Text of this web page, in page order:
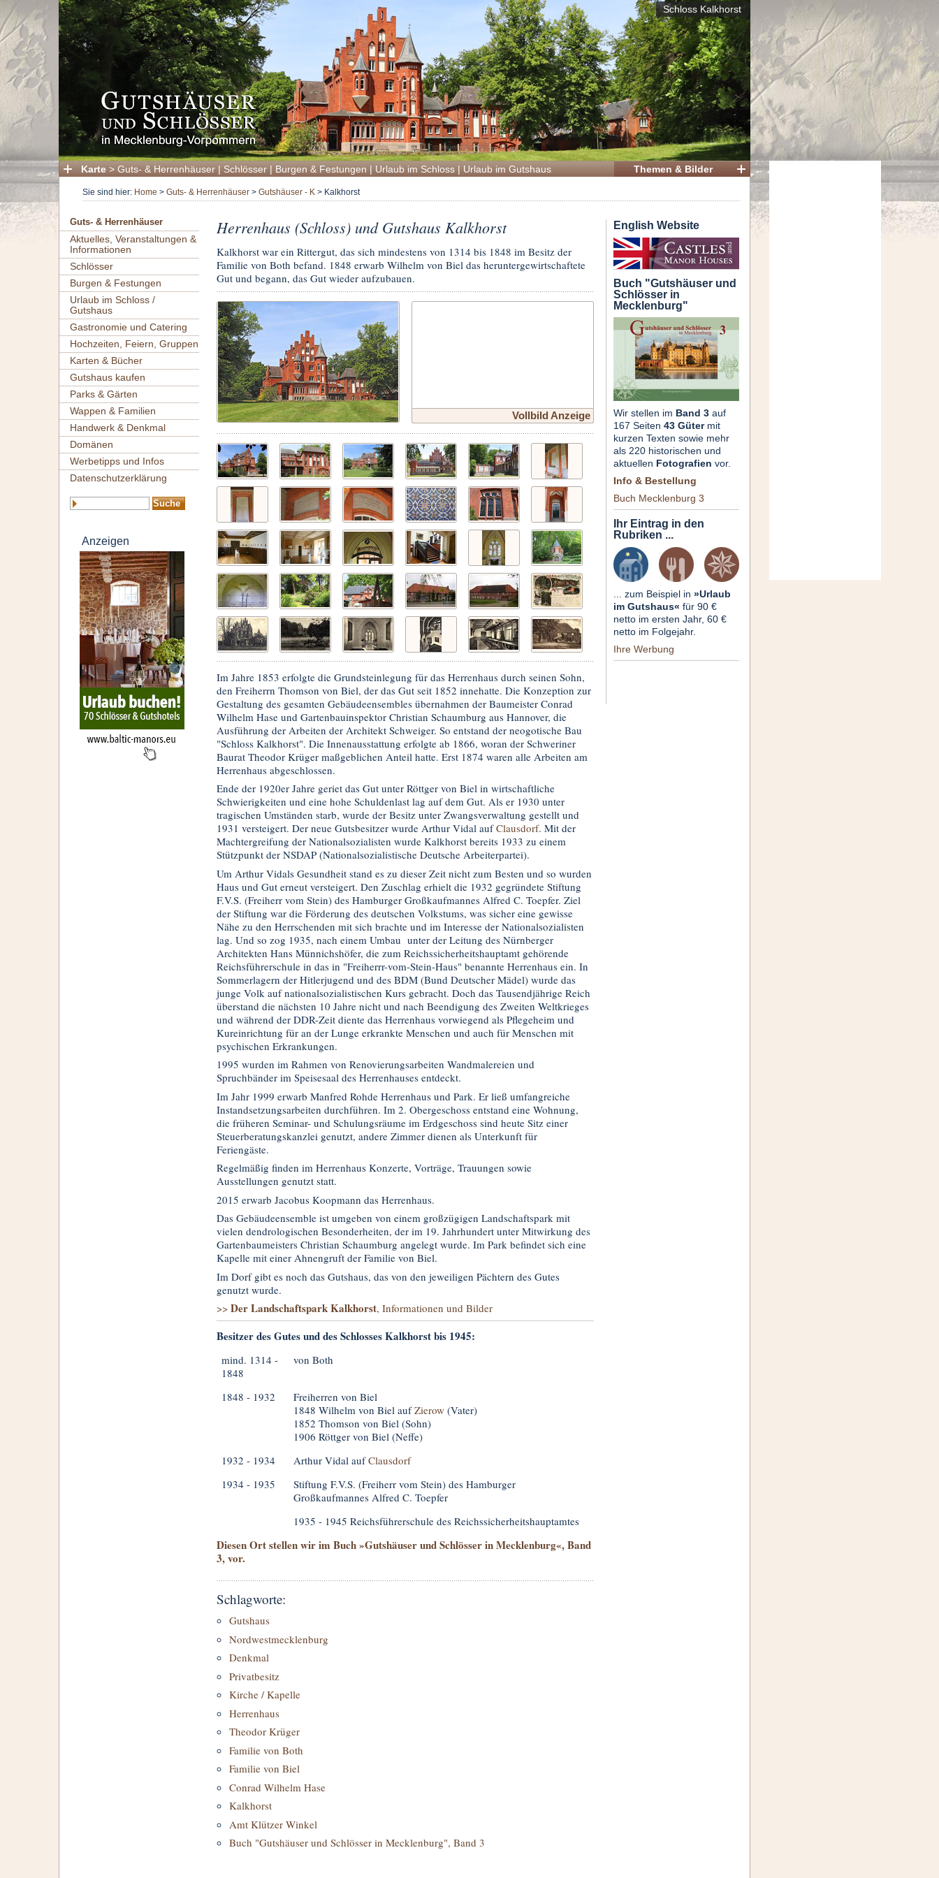
Schloss Kalkhorst
Themen & Bilder
Karte> Guts- & Herrenhäuser| Schlösser| Burgen & Festungen | Urlaub im Schloss| Urlaub im Gutshaus
Sie sind hier: Home > Guts- & Herrenhäuser> Gutshäuser - K> Kalkhorst
Guts- & Herrenhäuser
Aktuelles, Veranstaltungen &
Informationen
Schlösser
Burgen & Festungen
Urlaub im Schloss /
Gutshaus
Gastronomie und Catering
Hochzeiten, Feiern, Gruppen
Karten & Bücher
Gutshaus kaufen
Parks & Gärten
Wappen & Familien
Handwerk & Denkmal
Domänen
Werbetipps und Infos
Datenschutzerklärung
Anzeigen
English Website
Buch "Gutshäuser und
Schlösser in
Mecklenburg"
Wir stellen im Band 3auf
167 Seiten 43 Gütermit
kurzen Texten sowie mehr
als 220 historischen und
aktuellen Fotografien vor.
Info & Bestellung
Buch Mecklenburg 3
Ihr Eintrag in den
Rubriken ...
... zum Beispiel in »Urlaub
im Gutshaus« für 90 €
netto im ersten Jahr, 60 €
netto im Folgejahr.
Ihre Werbung
Herrenhaus (Schloss) und Gutshaus Kalkhorst
Kalkhorst war ein Rittergut, das sich mindestens von 1314 bis 1848 im Besitz der
Familie von Both befand. 1848 erwarb Wilhelm von Biel das heruntergewirtschaftete
Gut und begann, das Gut wieder aufzubauen.
Vollbild Anzeige
Im Jahre 1853 erfolgte die Grundsteinlegung für das Herrenhaus durch seinen Sohn,
den Freiherrn Thomson von Biel, der das Gut seit 1852 innehatte. Die Konzeption zur
Gestaltung des gesamten Gebäudeensembles übernahmen der Baumeister Conrad
Wilhelm Hase und Gartenbauinspektor Christian Schaumburg aus Hannover, die
Ausführung der Arbeiten der Architekt Schweiger. So entstand der neogotische Bau
"Schloss Kalkhorst". Die Innenausstattung erfolgte ab 1866, woran der Schweriner
Baurat Theodor Krüger maßgeblichen Anteil hatte. Erst 1874 waren alle Arbeiten am
Herrenhaus abgeschlossen.
Ende der 1920er Jahre geriet das Gut unter Röttger von Biel in wirtschaftliche
Schwierigkeiten und eine hohe Schuldenlast lag auf dem Gut. Als er 1930 unter
tragischen Umständen starb, wurde der Besitz unter Zwangsverwaltung gestellt und
1931 versteigert. Der neue Gutsbesitzer wurde Arthur Vidal aufClausdorf. Mit der
Machtergreifung der Nationalsozialisten wurde Kalkhorst bereits 1933 zu einem
Stützpunkt der NSDAP (Nationalsozialistische Deutsche Arbeiterpartei).
Um Arthur Vidals Gesundheit stand es zu dieser Zeit nicht zum Besten und so wurden
Haus und Gut erneut versteigert. Den Zuschlag erhielt die 1932 gegründete Stiftung
F.V.S. (Freiherr vom Stein) des Hamburger Großkaufmannes Alfred C. Toepfer. Ziel
der Stiftung war die Förderung des deutschen Volkstums, was sicher eine gewisse
Nähe zu den Herrschenden mit sich brachte und im Interesse der Nationalsozialisten
lag. Und so zog 1935, nach einem Umbau unter der Leitung des Nürnberger
Architekten Hans Münnichshöfer, die zum Reichssicherheitshauptamt gehörende
Reichsführerschule in das in "Freiherrr-vom-Stein-Haus" benannte Herrenhaus ein. In
Sommerlagern der Hitlerjugend und des BDM (Bund Deutscher Mädel) wurde das
junge Volk auf nationalsozialistischen Kurs gebracht. Doch das Tausendjährige Reich
überstand die nächsten 10 Jahre nicht und nach Beendigung des Zweiten Weltkrieges
und während der DDR-Zeit diente das Herrenhaus vorwiegend als Pflegeheim und
Kureinrichtung für an der Lunge erkrankte Menschen und auch für Menschen mit
psychischen Erkrankungen.
1995 wurden im Rahmen von Renovierungsarbeiten Wandmalereien und
Spruchbänder im Speisesaal des Herrenhauses entdeckt.
Im Jahr 1999 erwarb Manfred Rohde Herrenhaus und Park. Er ließ umfangreiche
Instandsetzungsarbeiten durchführen. Im 2. Obergeschoss entstand eine Wohnung,
die früheren Seminar- und Schulungsräume im Erdgeschoss sind heute Sitz einer
Steuerberatungskanzlei genutzt, andere Zimmer dienen als Unterkunft für
Feriengäste.
Regelmäßig finden im Herrenhaus Konzerte, Vorträge, Trauungen sowie
Ausstellungen genutzt statt.
2015 erwarb Jacobus Koopmann das Herrenhaus.
Das Gebäudeensemble ist umgeben von einem großzügigen Landschaftspark mit
vielen dendrologischen Besonderheiten, der im 19. Jahrhundert unter Mitwirkung des
Gartenbaumeisters Christian Schaumburg angelegt wurde. Im Park befindet sich eine
Kapelle mit einer Ahnengruft der Familie von Biel.
Im Dorf gibt es noch das Gutshaus, das von den jeweiligen Pächtern des Gutes
genutzt wurde.
>> Der Landschaftspark Kalkhorst, Informationen und Bilder
Besitzer des Gutes und des Schlosses Kalkhorst bis 1945:
mind. 1314 -
1848
von Both
1848 - 1932
Freiherren von Biel
1848 Wilhelm von Biel aufZierow (Vater)
1852 Thomson von Biel (Sohn)
1906 Röttger von Biel (Neffe)
1932 - 1934
Arthur Vidal aufClausdorf
1934 - 1935
Stiftung F.V.S. (Freiherr vom Stein) des Hamburger
Großkaufmannes Alfred C. Toepfer
1935 - 1945 Reichsführerschule des Reichssicherheitshauptamtes
Diesen Ort stellen wir im Buch »Gutshäuser und Schlösser in Mecklenburg«, Band
3, vor.
Schlagworte:
Gutshaus
Nordwestmecklenburg
Denkmal
Privatbesitz
Kirche / Kapelle
Herrenhaus
Theodor Krüger
Familie von Both
Familie von Biel
Conrad Wilhelm Hase
Kalkhorst
Amt Klützer Winkel
Buch "Gutshäuser und Schlösser in Mecklenburg", Band 3